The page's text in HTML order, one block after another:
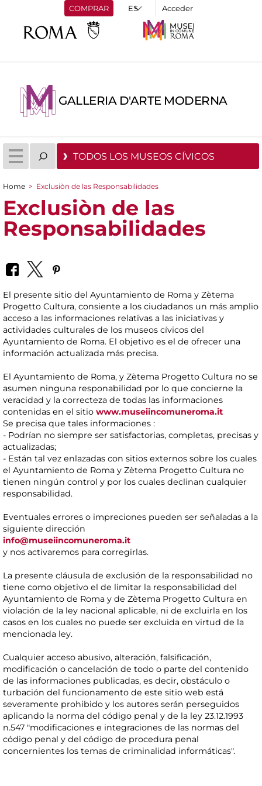
COMPRAR Acceder
GALLERIA D'ARTE MODERNA
TODOS LOS MUSEOS CÍVICOS
You are here
Home > Exclusiòn de las Responsabilidades
Exclusiòn de las
Responsabilidades
El presente sitio del Ayuntamiento de Roma y Zètema
Progetto Cultura, consiente a los ciudadanos un más amplio
acceso a las informaciones relativas a las iniciativas y
actividades culturales de los museos cívicos del
Ayuntamiento de Roma. El objetivo es el de ofrecer una
información actualizada más precisa.
El Ayuntamiento de Roma, y Zètema Progetto Cultura no se
asumen ninguna responabilidad por lo que concierne la
veracidad y la correcteza de todas las informaciones
contenidas en el sitio www.museiincomuneroma.it
Se precisa que tales informaciones :
- Podrían no siempre ser satisfactorias, completas, precisas y
actualizadas;
- Están tal vez enlazadas con sitios externos sobre los cuales
el Ayuntamiento de Roma y Zètema Progetto Cultura no
tienen ningún control y por los cuales declinan cualquier
responsabilidad.
Eventuales errores o impreciones pueden ser señaladas a la
siguiente dirección
info@museiincomuneroma.it
y nos activaremos para corregirlas.
La presente cláusula de exclusión de la responsabilidad no
tiene como objetivo el de limitar la responsabilidad del
Ayuntamiento de Roma y de Zètema Progetto Cultura en
violación de la ley nacional aplicable, ni de excluirla en los
casos en los cuales no puede ser excluida en virtud de la
mencionada ley.
Cualquier acceso abusivo, alteración, falsificación,
modificación o cancelación de todo o parte del contenido
de las informaciones publicadas, es decir, obstáculo o
turbación del funcionamento de este sitio web está
severamente prohibido y los autores serán perseguidos
aplicando la norma del código penal y de la ley 23.12.1993
n.547 "modificaciones e integraciones de las normas del
código penal y del código de procedura penal
concernientes los temas de criminalidad informáticas".